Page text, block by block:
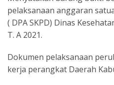
pelaksanaan anggaran
( DPA SKPD) Dinas
T. A 2021.
Dokumen pelaksanaan
kerja perangkat Daerah